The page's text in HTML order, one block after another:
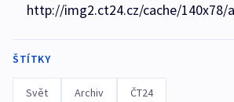
http://img2.ct24.cz/cache/140x78/
ŠTÍTKY
Svět Archiv ČT24